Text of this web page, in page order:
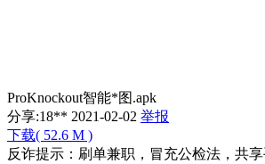
ProKnockout智能*图.apk
分享:18** 2021-02-02 举报
下载( 52.6 M )
反诈提示：刷单兼职，冒充公检法，共